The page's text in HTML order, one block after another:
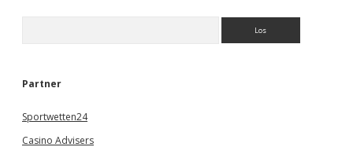
e
Partner
Sportwetten24
Casino Advisers